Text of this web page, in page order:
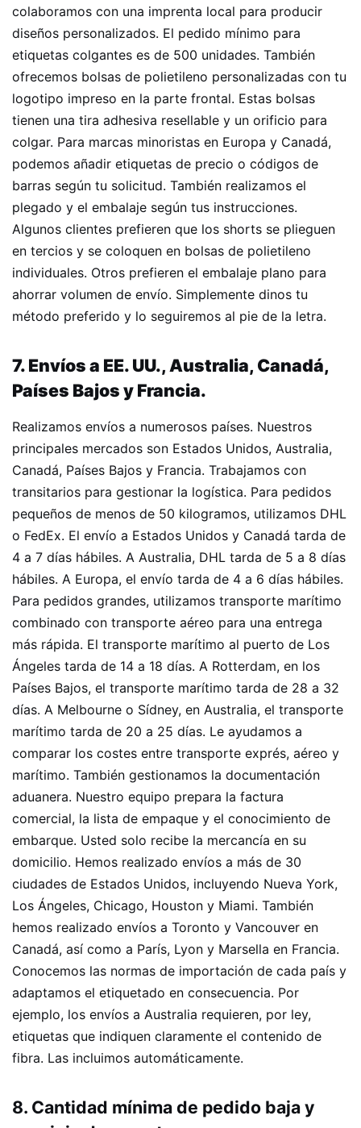
colaboramos con una imprenta local para producir
diseños personalizados. El pedido mínimo para
etiquetas colgantes es de 500 unidades. También
ofrecemos bolsas de polietileno personalizadas con tu
logotipo impreso en la parte frontal. Estas bolsas
tienen una tira adhesiva resellable y un orificio para
colgar. Para marcas minoristas en Europa y Canadá,
podemos añadir etiquetas de precio o códigos de
barras según tu solicitud. También realizamos el
plegado y el embalaje según tus instrucciones.
Algunos clientes prefieren que los shorts se plieguen
en tercios y se coloquen en bolsas de polietileno
individuales. Otros prefieren el embalaje plano para
ahorrar volumen de envío. Simplemente dinos tu
método preferido y lo seguiremos al pie de la letra.
7. Envíos a EE. UU., Australia, Canadá,
Países Bajos y Francia.
Realizamos envíos a numerosos países. Nuestros
principales mercados son Estados Unidos, Australia,
Canadá, Países Bajos y Francia. Trabajamos con
transitarios para gestionar la logística. Para pedidos
pequeños de menos de 50 kilogramos, utilizamos DHL
o FedEx. El envío a Estados Unidos y Canadá tarda de
4 a 7 días hábiles. A Australia, DHL tarda de 5 a 8 días
hábiles. A Europa, el envío tarda de 4 a 6 días hábiles.
Para pedidos grandes, utilizamos transporte marítimo
combinado con transporte aéreo para una entrega
más rápida. El transporte marítimo al puerto de Los
Ángeles tarda de 14 a 18 días. A Rotterdam, en los
Países Bajos, el transporte marítimo tarda de 28 a 32
días. A Melbourne o Sídney, en Australia, el transporte
marítimo tarda de 20 a 25 días. Le ayudamos a
comparar los costes entre transporte exprés, aéreo y
marítimo. También gestionamos la documentación
aduanera. Nuestro equipo prepara la factura
comercial, la lista de empaque y el conocimiento de
embarque. Usted solo recibe la mercancía en su
domicilio. Hemos realizado envíos a más de 30
ciudades de Estados Unidos, incluyendo Nueva York,
Los Ángeles, Chicago, Houston y Miami. También
hemos realizado envíos a Toronto y Vancouver en
Canadá, así como a París, Lyon y Marsella en Francia.
Conocemos las normas de importación de cada país y
adaptamos el etiquetado en consecuencia. Por
ejemplo, los envíos a Australia requieren, por ley,
etiquetas que indiquen claramente el contenido de
fibra. Las incluimos automáticamente.
8. Cantidad mínima de pedido baja y